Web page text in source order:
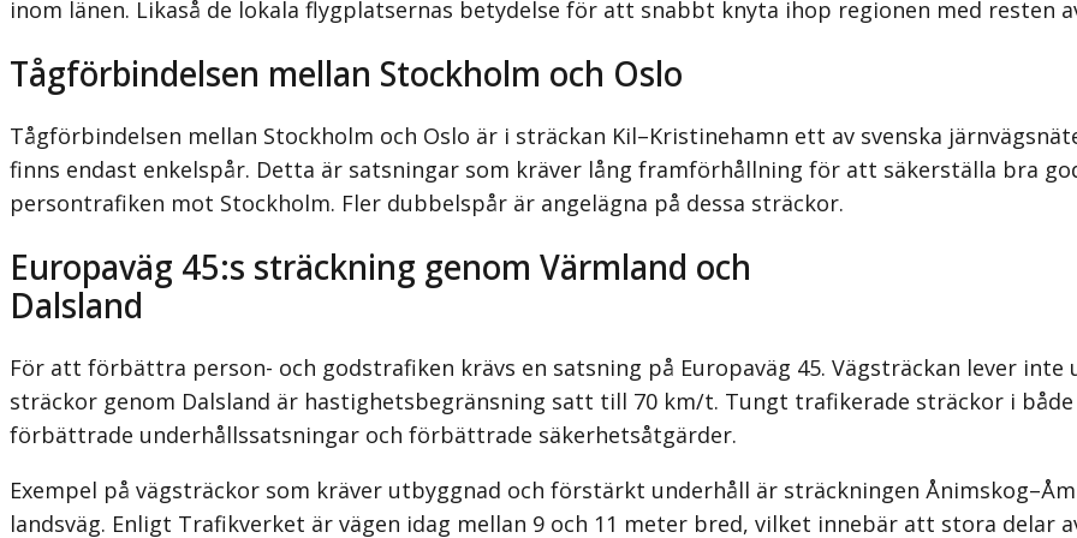
inom länen. Likaså de lokala flygplatsernas betydelse för att snabbt knyta ihop regionen med resten
Tågförbindelsen mellan Stockholm och Oslo
Tågförbindelsen mellan Stockholm och Oslo är i sträckan Kil–Kristinehamn ett av svenska
finns endast enkelspår. Detta är satsningar som kräver lång framförhållning för att säkerställa bra
persontrafiken mot Stockholm. Fler dubbelspår är angelägna på dessa sträckor.
Europaväg 45:s sträckning genom Värmland och
Dalsland
För att förbättra person- och godstrafiken krävs en satsning på Europaväg 45. Vägsträckan lever
sträckor genom Dalsland är hastighetsbegränsning satt till 70 km/t. Tungt trafikerade sträckor i
förbättrade underhållssatsningar och förbättrade säkerhetsåtgärder.
Exempel på vägsträckor som kräver utbyggnad och förstärkt underhåll är sträckningen
landsväg. Enligt Trafikverket är vägen idag mellan 9 och 11 meter bred, vilket innebär att stora